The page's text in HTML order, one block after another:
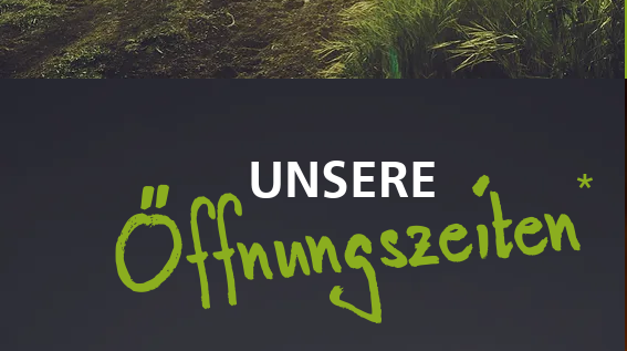
Öffnungszeiten
UNSERE *